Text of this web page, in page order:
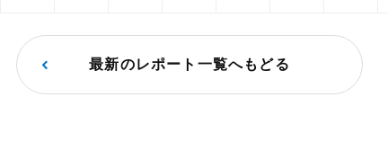
最新のレポート一覧へもどる